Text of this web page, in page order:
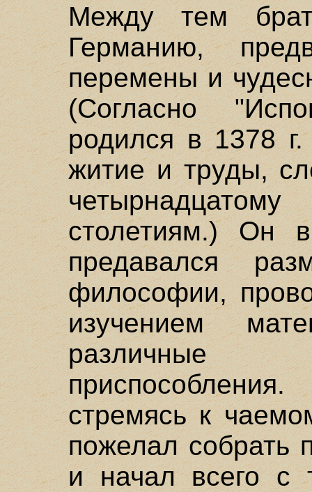
Между тем
Германию,
перемены и
(Согласно
родился в 1378
житие и труды,
столетиям.) Он
предавался
философии,
изучением
различные
стремясь к
пожелал собрать
и начал всего с